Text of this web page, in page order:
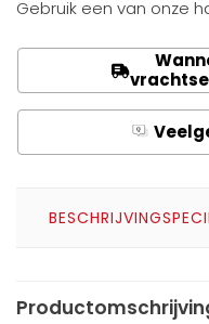
Gebruik een van onze
Q
BESCHRIJVING